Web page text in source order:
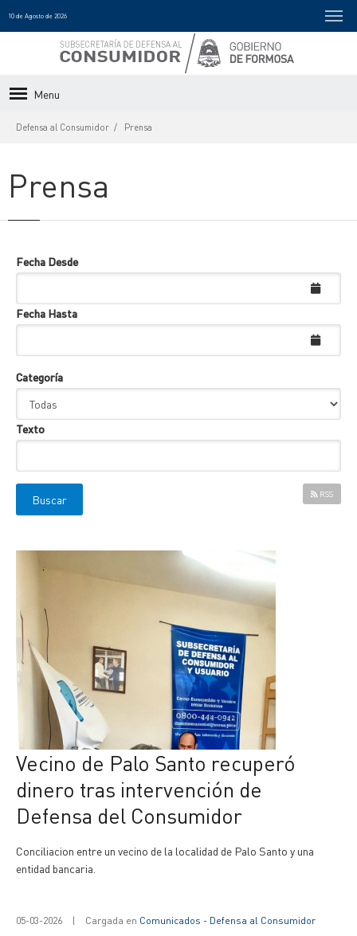
10 de Agosto de 2026
Menu
Defensa al Consumidor Prensa
Prensa
Fecha Desde
Fecha Hasta
Categoría
Texto
RSS
Vecino de Palo Santo recuperó
dinero tras intervención de
Defensa del Consumidor
Conciliacion entre un vecino de la localidad de Palo Santo y una
entidad bancaria.
05-03-2026 | Cargada en Comunicados - Defensa al Consumidor